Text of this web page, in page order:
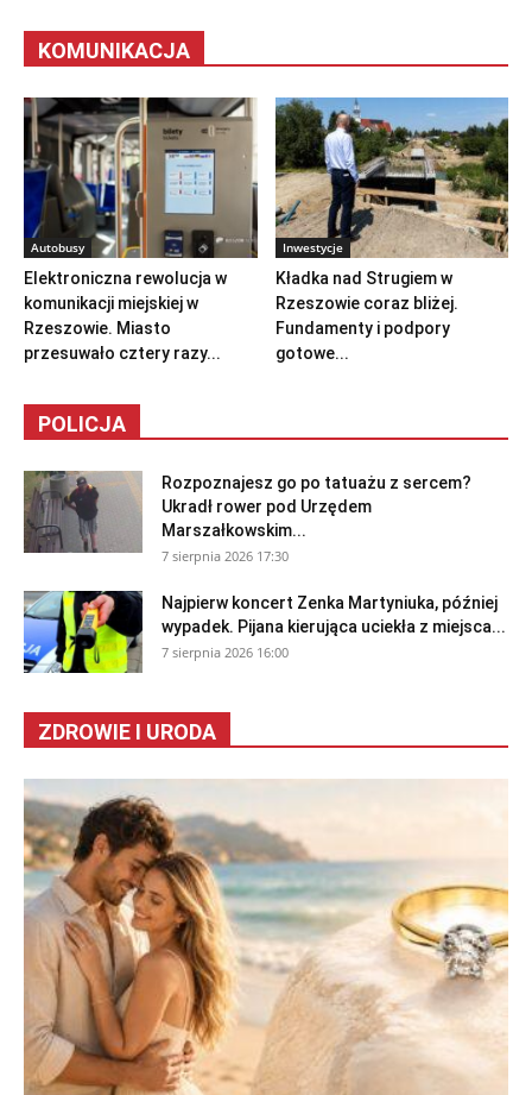
KOMUNIKACJA
Autobusy
Elektroniczna rewolucja w
komunikacji miejskiej w
Rzeszowie. Miasto
przesuwało cztery razy...
Inwestycje
Kładka nad Strugiem w
Rzeszowie coraz bliżej.
Fundamenty i podpory
gotowe...
POLICJA
Rozpoznajesz go po tatuażu z sercem?
Ukradł rower pod Urzędem
Marszałkowskim...
7 sierpnia 2026 17:30
Najpierw koncert Zenka Martyniuka, później
wypadek. Pijana kierująca uciekła z miejsca...
7 sierpnia 2026 16:00
ZDROWIE I URODA